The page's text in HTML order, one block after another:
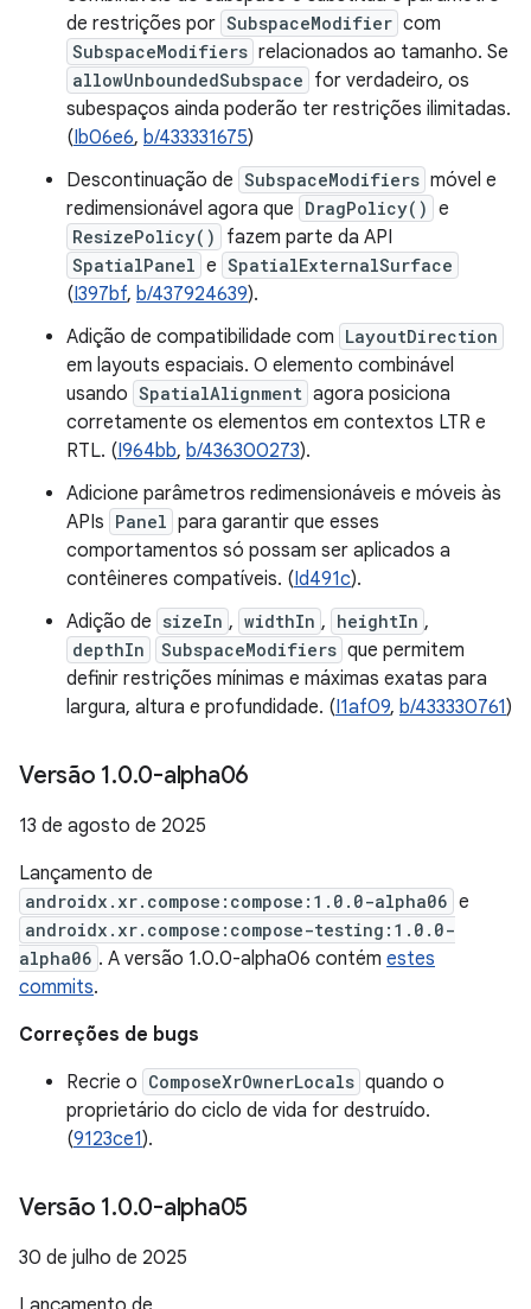
de restrições por SubspaceModifier com
SubspaceModifiers relacionados ao tamanho. Se
allowUnboundedSubspace for verdadeiro, os
subespaços ainda poderão ter restrições ilimitadas.
(Ib06e6, b/433331675)
Descontinuação de SubspaceModifiers móvel e
redimensionável agora que DragPolicy() e
ResizePolicy() fazem parte da API
SpatialPanel e SpatialExternalSurface
(I397bf, b/437924639).
Adição de compatibilidade com LayoutDirection
em layouts espaciais. O elemento combinável
usando SpatialAlignment agora posiciona
corretamente os elementos em contextos LTR e
RTL. (I964bb, b/436300273).
Adicione parâmetros redimensionáveis e móveis às
APIs Panel para garantir que esses
comportamentos só possam ser aplicados a
contêineres compatíveis. (Id491c).
Adição de sizeIn , widthIn , heightIn ,
depthIn SubspaceModifiers que permitem
definir restrições mínimas e máximas exatas para
largura, altura e profundidade. (I1af09, b/433330761)
Versão 1.0.0-alpha06
13 de agosto de 2025
Lançamento de
androidx.xr.compose:compose:1.0.0-alpha06 e
androidx.xr.compose:compose-testing:1.0.0-
alpha06 . A versão 1.0.0-alpha06 contém estes
commits.
Correções de bugs
Recrie o ComposeXrOwnerLocals quando o
proprietário do ciclo de vida for destruído.
(9123ce1).
Versão 1.0.0-alpha05
30 de julho de 2025